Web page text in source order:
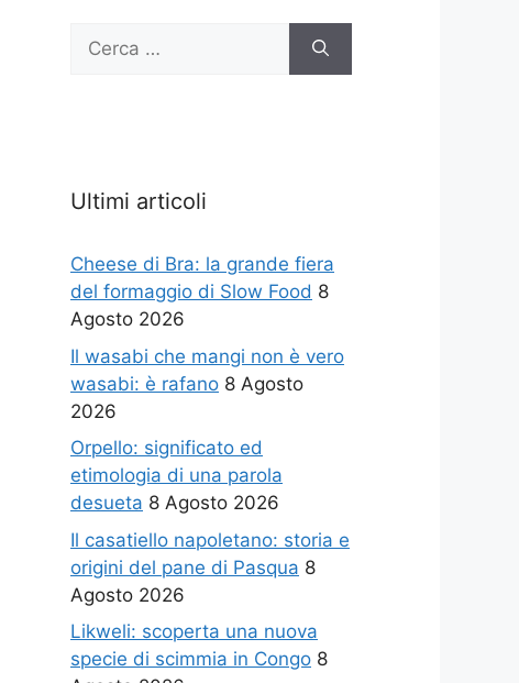
Ricerca
Ultimi articoli
Cheese di Bra: la grande fiera
del formaggio di Slow Food 8
Agosto 2026
Il wasabi che mangi non è vero
wasabi: è rafano 8 Agosto
2026
Orpello: significato ed
etimologia di una parola
desueta 8 Agosto 2026
Il casatiello napoletano: storia e
origini del pane di Pasqua 8
Agosto 2026
Likweli: scoperta una nuova
specie di scimmia in Congo 8